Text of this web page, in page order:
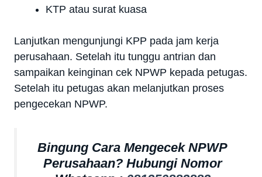
KTP atau surat kuasa
Lanjutkan mengunjungi KPP pada jam kerja
perusahaan. Setelah itu tunggu antrian dan
sampaikan keinginan cek NPWP kepada petugas.
Setelah itu petugas akan melanjutkan proses
pengecekan NPWP.
Bingung Cara Mengecek NPWP
Perusahaan? Hubungi Nomor